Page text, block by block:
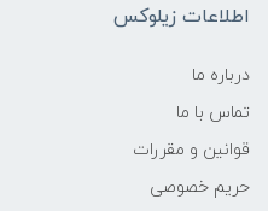
اطلاعات زیلوکس
درباره ما
تماس با ما
قوانین و مقررات
حریم خصوصی